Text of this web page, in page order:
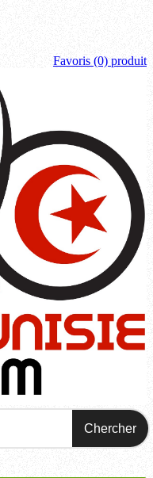
Favoris (0) produit
Chercher